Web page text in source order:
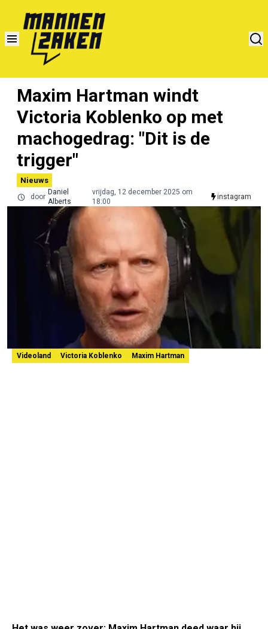
Maxim Hartman windt
Victoria Koblenko op met
machogedrag: "Dit is de
trigger"
Nieuws
door
Daniel
Alberts
vrijdag, 12 december 2025 om
18:00
instagram
Videoland Victoria Koblenko Maxim Hartman